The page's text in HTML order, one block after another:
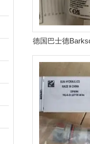
德国巴士德
关